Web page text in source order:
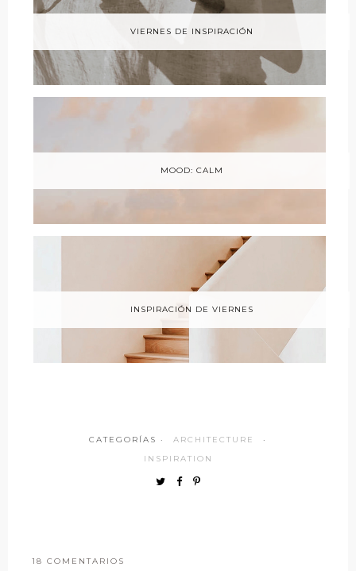
VIERNES DE INSPIRACIÓN
MOOD: CALM
INSPIRACIÓN DE VIERNES
CATEGORÍAS · ARCHITECTURE
·
INSPIRATION
18 COMENTARIOS